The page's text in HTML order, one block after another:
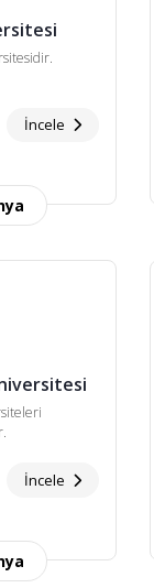
İncele
İncele